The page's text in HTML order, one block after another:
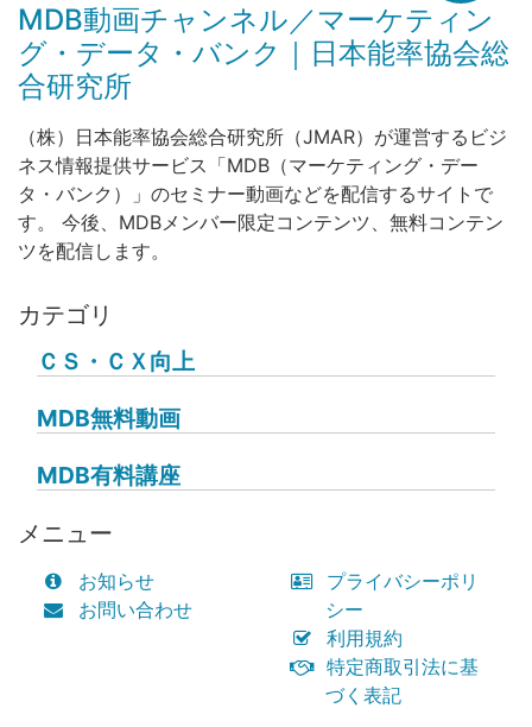
MDB動画チャンネル／マーケティン
グ・データ・バンク｜日本能率協会総
合研究所
（株）日本能率協会総合研究所（JMAR）が運営するビジ
ネス情報提供サービス「MDB（マーケティング・デー
タ・バンク）」のセミナー動画などを配信するサイトで
す。 今後、MDBメンバー限定コンテンツ、無料コンテン
ツを配信します。
カテゴリ
ＣＳ・ＣＸ向上
MDB無料動画
MDB有料講座
メニュー
お知らせ
お問い合わせ
プライバシーポリ
シー
利用規約
特定商取引法に基
づく表記